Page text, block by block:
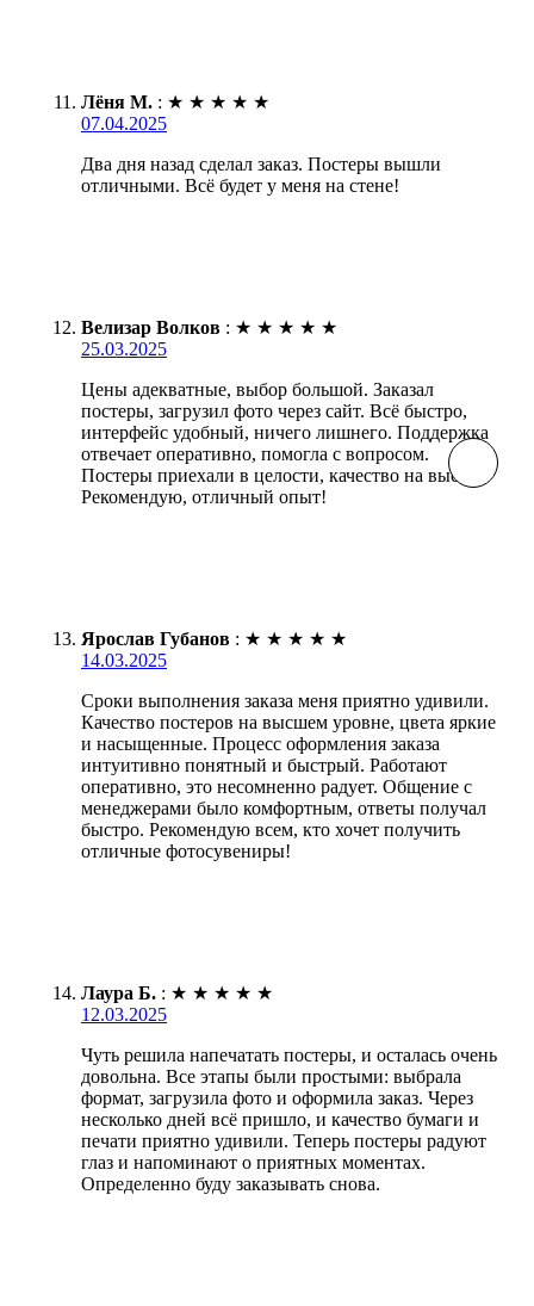
Лёня М. : ★ ★ ★ ★ ★
07.04.2025
Два дня назад сделал заказ. Постеры вышли
отличными. Всё будет у меня на стене!
Велизар Волков : ★ ★ ★ ★ ★
25.03.2025
Цены адекватные, выбор большой. Заказал
постеры, загрузил фото через сайт. Всё быстро,
интерфейс удобный, ничего лишнего. Поддержка
отвечает оперативно, помогла с вопросом.
Постеры приехали в целости, качество на высоте.
Рекомендую, отличный опыт!
Ярослав Губанов : ★ ★ ★ ★ ★
14.03.2025
Сроки выполнения заказа меня приятно удивили.
Качество постеров на высшем уровне, цвета яркие
и насыщенные. Процесс оформления заказа
интуитивно понятный и быстрый. Работают
оперативно, это несомненно радует. Общение с
менеджерами было комфортным, ответы получал
быстро. Рекомендую всем, кто хочет получить
отличные фотосувениры!
Лаура Б. : ★ ★ ★ ★ ★
12.03.2025
Чуть решила напечатать постеры, и осталась очень
довольна. Все этапы были простыми: выбрала
формат, загрузила фото и оформила заказ. Через
несколько дней всё пришло, и качество бумаги и
печати приятно удивили. Теперь постеры радуют
глаз и напоминают о приятных моментах.
Определенно буду заказывать снова.